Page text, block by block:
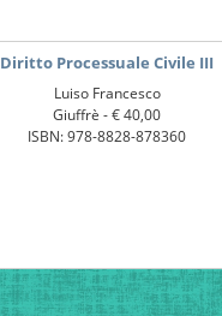
Diritto Processuale Civile III
Luiso Francesco
Giuffrè -€ 40,00
ISBN: 978-8828-878360